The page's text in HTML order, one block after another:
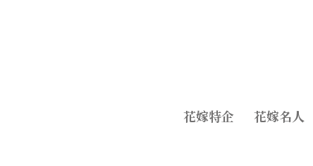
花嫁特企 花嫁名人